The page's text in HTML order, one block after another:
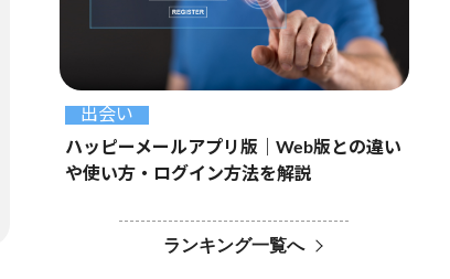
出会い
ハッピーメールアプリ版｜Web版との違い
や使い方・ログイン方法を解説
ランキング一覧へ